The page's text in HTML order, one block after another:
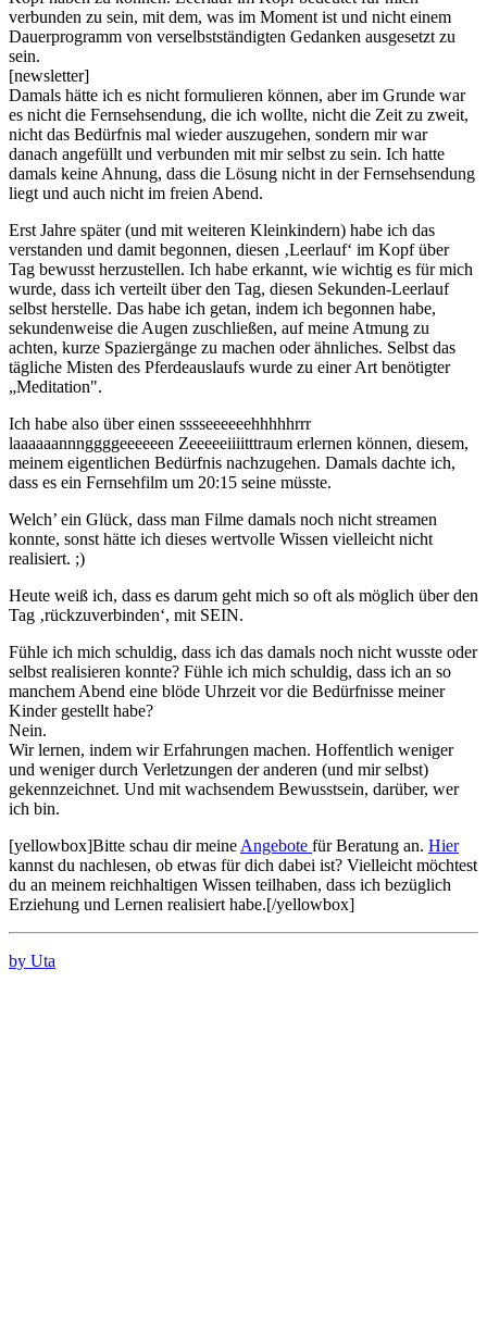
verbunden zu sein, mit dem, was im Moment ist und nicht einem
Dauerprogramm von verselbstständigten Gedanken ausgesetzt zu
sein.
[newsletter]
Damals hätte ich es nicht formulieren können, aber im Grunde war
es nicht die Fernsehsendung, die ich wollte, nicht die Zeit zu zweit,
nicht das Bedürfnis mal wieder auszugehen, sondern mir war
danach angefüllt und verbunden mit mir selbst zu sein. Ich hatte
damals keine Ahnung, dass die Lösung nicht in der Fernsehsendung
liegt und auch nicht im freien Abend.
Erst Jahre später (und mit weiteren Kleinkindern) habe ich das
verstanden und damit begonnen, diesen ‚Leerlauf‘ im Kopf über
Tag bewusst herzustellen. Ich habe erkannt, wie wichtig es für mich
wurde, dass ich verteilt über den Tag, diesen Sekunden-Leerlauf
selbst herstelle. Das habe ich getan, indem ich begonnen habe,
sekundenweise die Augen zuschließen, auf meine Atmung zu
achten, kurze Spaziergänge zu machen oder ähnliches. Selbst das
tägliche Misten des Pferdeauslaufs wurde zu einer Art benötigter
„Meditation".
Ich habe also über einen sssseeeeeehhhhhrrr
laaaaaannnggggeeeeeen Zeeeeeiiiitttraum erlernen können, diesem,
meinem eigentlichen Bedürfnis nachzugehen. Damals dachte ich,
dass es ein Fernsehfilm um 20:15 seine müsste.
Welch’ ein Glück, dass man Filme damals noch nicht streamen
konnte, sonst hätte ich dieses wertvolle Wissen vielleicht nicht
realisiert. ;)
Heute weiß ich, dass es darum geht mich so oft als möglich über den
Tag ‚rückzuverbinden‘, mit SEIN.
Fühle ich mich schuldig, dass ich das damals noch nicht wusste oder
selbst realisieren konnte? Fühle ich mich schuldig, dass ich an so
manchem Abend eine blöde Uhrzeit vor die Bedürfnisse meiner
Kinder gestellt habe?
Nein.
Wir lernen, indem wir Erfahrungen machen. Hoffentlich weniger
und weniger durch Verletzungen der anderen (und mir selbst)
gekennzeichnet. Und mit wachsendem Bewusstsein, darüber, wer
ich bin.
[yellowbox]Bitte schau dir meine Angebote für Beratung an. Hier
kannst du nachlesen, ob etwas für dich dabei ist? Vielleicht möchtest
du an meinem reichhaltigen Wissen teilhaben, dass ich bezüglich
Erziehung und Lernen realisiert habe.[/yellowbox]
by Uta